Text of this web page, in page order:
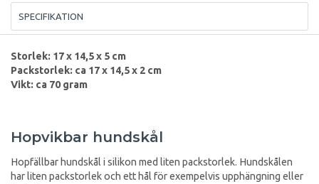
SPECIFIKATION
Storlek: 17 x 14,5 x 5 cm
Packstorlek: ca 17 x 14,5 x 2 cm
Vikt: ca 70 gram
Hopvikbar hundskål
Hopfällbar hundskål i silikon med liten packstorlek. Hundskålen
har liten packstorlek och ett hål för exempelvis upphängning eller